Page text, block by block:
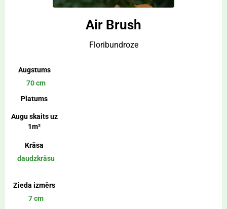
oranži rozā
violēta
zaļa
Air Brush
Floribundroze
Augstums
70 cm
Platums
Augu skaits uz
1m²
Krāsa
daudzkrāsu
Zieda izmērs
7 cm